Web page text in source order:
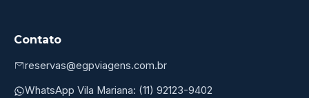
Contato
reservas@egpviagens.com.br
WhatsApp Vila Mariana: (11) 92123-9402